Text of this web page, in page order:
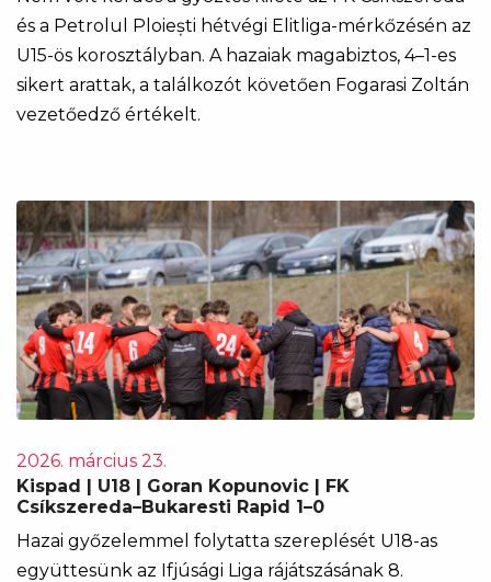
és a Petrolul Ploiești hétvégi Elitliga-mérkőzésén az
U15-ös korosztályban. A hazaiak magabiztos, 4–1-es
sikert arattak, a találkozót követően Fogarasi Zoltán
vezetőedző értékelt.
2026. március 23.
Kispad | U18 | Goran Kopunovic | FK
Csíkszereda–Bukaresti Rapid 1–0
Hazai győzelemmel folytatta szereplését U18-as
együttesünk az Ifjúsági Liga rájátszásának 8.